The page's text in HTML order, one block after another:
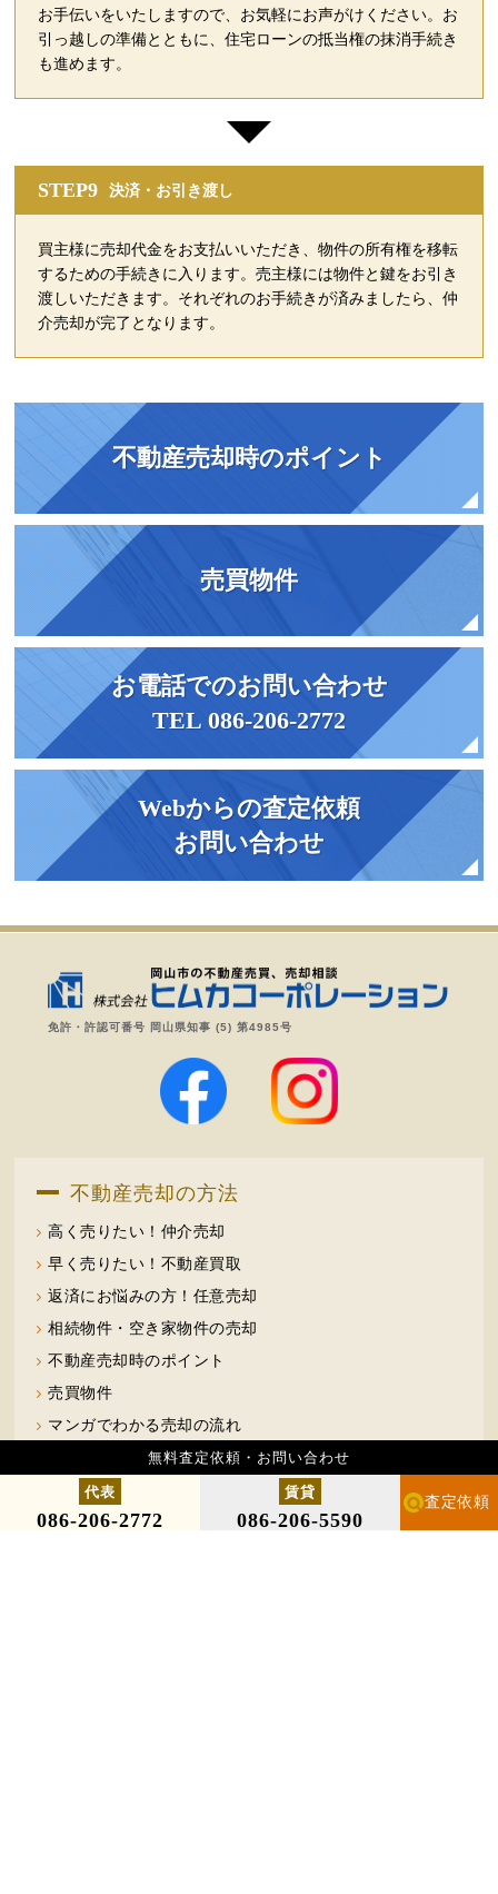
お手伝いをいたしますので、お気軽にお声がけください。お
引っ越しの準備とともに、住宅ローンの抵当権の抹消手続き
も進めます。
STEP9 決済・お引き渡し
買主様に売却代金をお支払いいただき、物件の所有権を移転
するための手続きに入ります。売主様には物件と鍵をお引き
渡しいただきます。それぞれのお手続きが済みましたら、仲
介売却が完了となります。
不動産売却時のポイント
売買物件
お電話でのお問い合わせ
TEL 086-206-2772
Webからの査定依頼
お問い合わせ
免許・許認可番号 岡山県知事 (5) 第4985号
無料査定依頼・お問い合わせ
代表
086-206-2772
賃貸
086-206-5590
査定依頼
不動産売却の方法
高く売りたい！仲介売却
早く売りたい！不動産買取
返済にお悩みの方！任意売却
相続物件・空き家物件の売却
不動産売却時のポイント
売買物件
マンガでわかる売却の流れ
会社案内
会社概要